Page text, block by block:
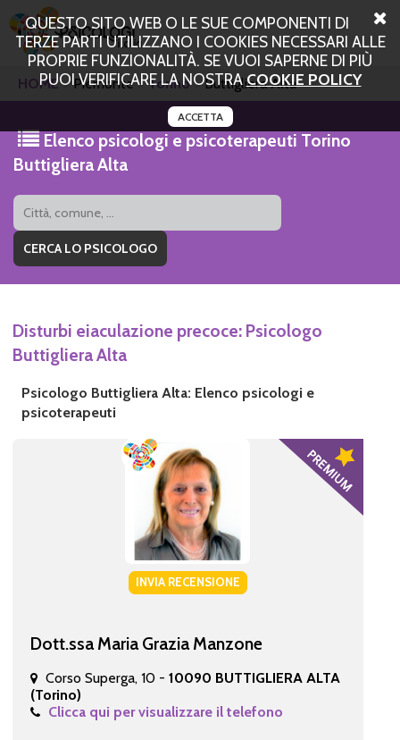
QUESTO SITO WEB O LE SUE COMPONENTI DI
TERZE PARTI UTILIZZANO I COOKIES NECESSARI ALLE
PROPRIE FUNZIONALITÀ. SE VUOI SAPERNE DI PIÙ
PUOI VERIFICARE LA NOSTRACOOKIE POLICY
ACCETTA
HOME Piemonte Torino Buttigliera Alta
Elenco psicologi e psicoterapeuti Torino
Buttigliera Alta
Disturbi eiaculazione precoce: Psicologo
Buttigliera Alta
Psicologo Buttigliera Alta: Elenco psicologi e
psicoterapeuti
INVIA RECENSIONE
Dott.ssa Maria Grazia Manzone
Corso Superga, 10 - 10090 BUTTIGLIERA ALTA
(Torino)
Clicca qui per visualizzare il telefono